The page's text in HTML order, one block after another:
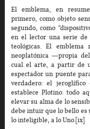
El emblema, en
primero, como objeto
segundo, como
en el lector una serie de
teológicas. El
neoplatónica —propia
cual el arte, a partir de
espectador un puente
verdadero: el
establece Plotino: todo
elevar su alma de lo
debe intuir que lo bello es
lo inteligible, a lo Uno.[ix]